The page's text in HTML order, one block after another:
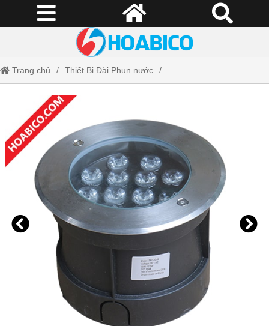
Trang chủ Thiết Bị Đài Phun nước
Đèn âm nước - Đèn LED chịu nước